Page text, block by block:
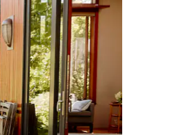
kao i dodirom ili prelaskom prstom po zaslonu.